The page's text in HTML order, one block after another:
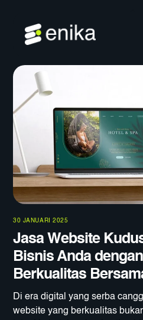
content
30 JANUARI 2025
Jasa Website
Bisnis Anda
Berkualitas
Di era digital yang serba
website yang berkualitas